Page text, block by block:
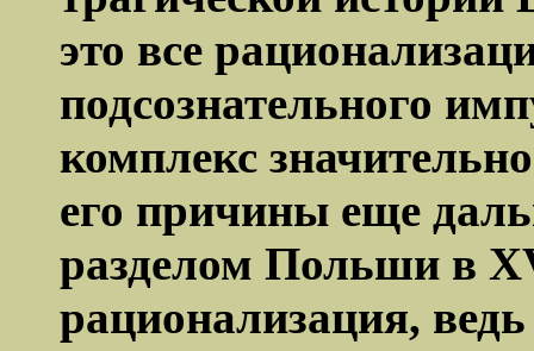
это все
подсознательного
комплекс
его причины еще
разделом Польши в
рационализация,